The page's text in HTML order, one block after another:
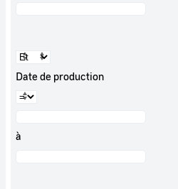
Date de production
à